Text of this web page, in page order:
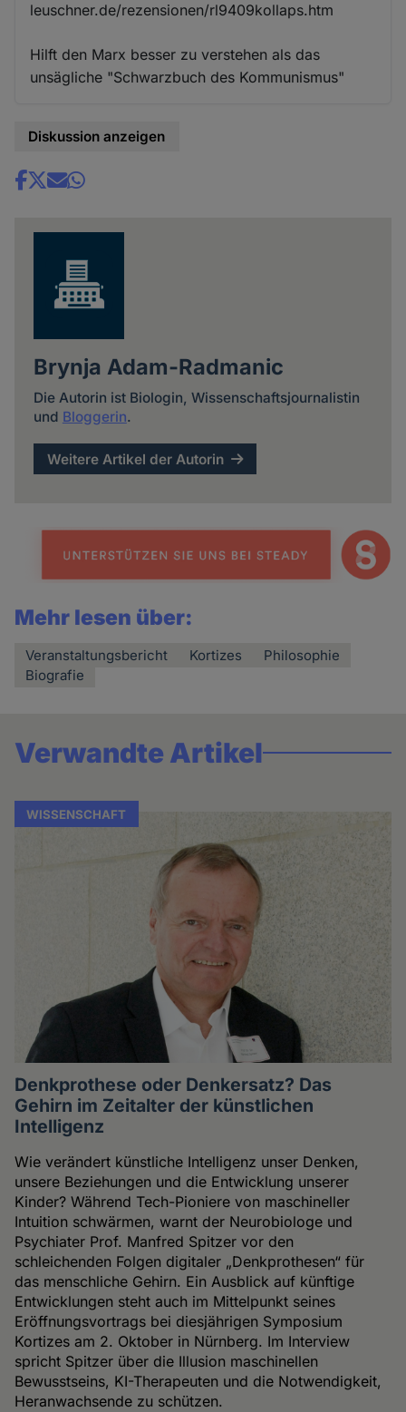
leuschner.de/rezensionen/rl9409kollaps.htm
Hilft den Marx besser zu verstehen als das
unsägliche "Schwarzbuch des Kommunismus"
Diskussion anzeigen
Share
Brynja Adam-Radmanic
Die Autorin ist Biologin, Wissenschaftsjournalistin
und Bloggerin.
Weitere Artikel der Autorin
Mehr lesen über:
Veranstaltungsbericht Kortizes
Philosophie
Biografie
Verwandte Artikel
WISSENSCHAFT
Denkprothese oder Denkersatz? Das
Gehirn im Zeitalter der künstlichen
Intelligenz
Wie verändert künstliche Intelligenz unser Denken,
unsere Beziehungen und die Entwicklung unserer
Kinder? Während Tech-Pioniere von maschineller
Intuition schwärmen, warnt der Neurobiologe und
Psychiater Prof. Manfred Spitzer vor den
schleichenden Folgen digitaler „Denkprothesen“ für
das menschliche Gehirn. Ein Ausblick auf künftige
Entwicklungen steht auch im Mittelpunkt seines
Eröffnungsvortrags bei diesjährigen Symposium
Kortizes am 2. Oktober in Nürnberg. Im Interview
spricht Spitzer über die Illusion maschinellen
Bewusstseins, KI-Therapeuten und die Notwendigkeit,
Heranwachsende zu schützen.